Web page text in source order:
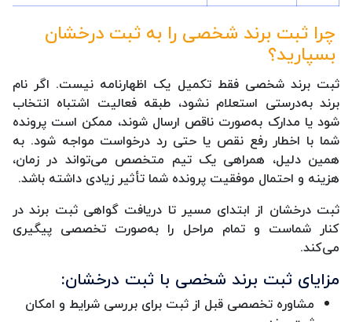
چرا ثبت برند شخصی را به ثبت درخشان
بسپارید؟
ثبت برند شخصی فقط تکمیل یک اظهارنامه نیست. اگر نام
برند به‌درستی استعلام نشود، طبقه فعالیت اشتباه انتخاب
شود یا مدارک به‌صورت ناقص ارسال شوند، ممکن است پرونده
شما با اخطار رفع نقص یا حتی رد درخواست مواجه شود. به
همین دلیل، همراهی یک تیم متخصص می‌تواند در زمان،
هزینه و احتمال موفقیت پرونده شما تأثیر زیادی داشته باشد.
ثبت درخشان از ابتدای مسیر تا دریافت گواهی ثبت برند در
کنار شماست و تمام مراحل را به‌صورت تخصصی پیگیری
می‌کند.
مزایای ثبت برند شخصی با ثبت درخشان:
مشاوره تخصصی قبل از ثبت برای بررسی شرایط و امکان